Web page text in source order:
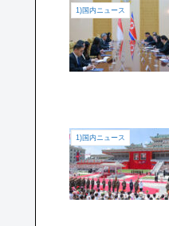
1)国内ニュース
1)国内ニュース